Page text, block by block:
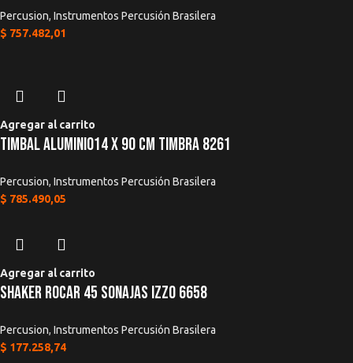
Percusion, Instrumentos Percusión Brasilera
$ 757.482,01
Agregar al carrito
Timbal Aluminio14 x 90 Cm Timbra 8261
Percusion, Instrumentos Percusión Brasilera
$ 785.490,05
Agregar al carrito
Shaker Rocar 45 Sonajas Izzo 6658
Percusion, Instrumentos Percusión Brasilera
$ 177.258,74